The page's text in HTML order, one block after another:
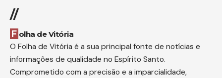
//
Folha de Vitória
O Folha de Vitória é a sua principal fonte de notícias e
informações de qualidade no Espírito Santo.
Comprometido com a precisão e a imparcialidade,